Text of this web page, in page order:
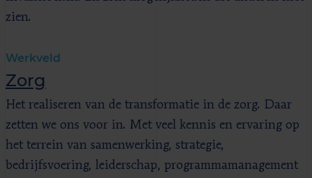
zien.
Werkveld
Zorg
Het realiseren van de transformatie in de zorg. Daar
zetten we ons voor in. Met veel kennis en ervaring op
het terrein van samenwerking, strategie,
bedrijfsvoering, leiderschap, programmamanagement